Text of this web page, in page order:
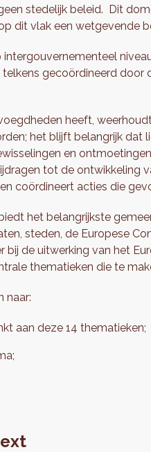
stedelijk beleid. Dit
dit vlak een wetgevende
gecoördineerd door
heeft,
het blijft belangrijk dat
en
tot de ontwikkeling
coördineert acties die
het belangrijkste
steden, de Europese
de uitwerking van het
thematieken die te
naar:
aan deze 14 thematieken;